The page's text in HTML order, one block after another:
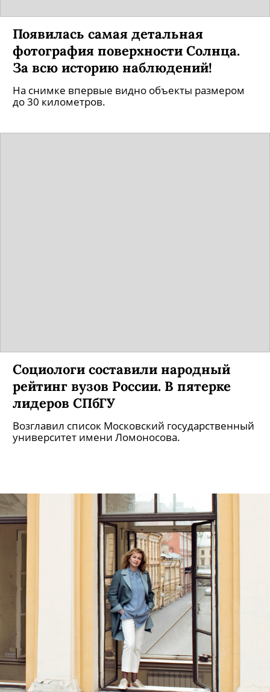
Появилась самая детальная
фотография поверхности Солнца.
За всю историю наблюдений!
На снимке впервые видно объекты размером
до 30 километров.
Социологи составили народный
рейтинг вузов России. В пятерке
лидеров СПбГУ
Возглавил список Московский государственный
университет имени Ломоносова.